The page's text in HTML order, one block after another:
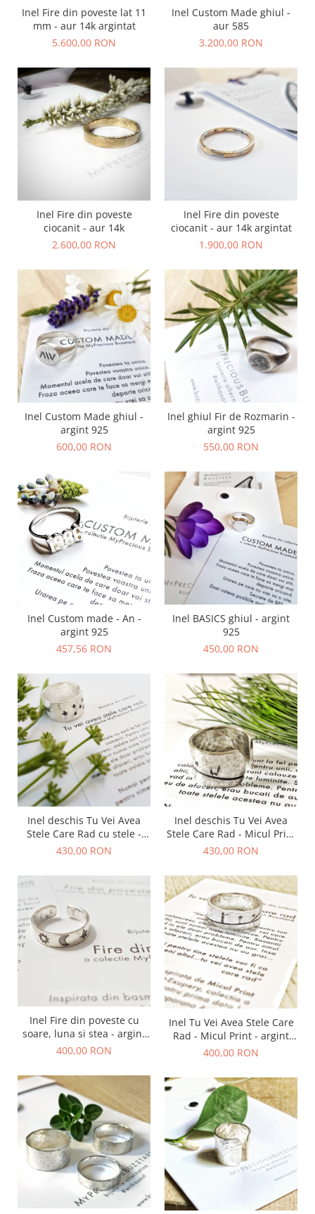
AN-TAN-TICHITAN
Inel Fire din poveste lat 11
mm - aur 14k argintat
5.600,00 RON
Inel Custom Made ghiul -
aur 585
3.200,00 RON
Inel Fire din poveste
ciocanit - aur 14k
2.600,00 RON
Inel Fire din poveste
ciocanit - aur 14k argintat
1.900,00 RON
Inel Custom Made ghiul -
argint 925
600,00 RON
Inel ghiul Fir de Rozmarin -
argint 925
550,00 RON
Inel Custom made - An -
argint 925
457,56 RON
Inel BASICS ghiul - argint
925
450,00 RON
Inel deschis Tu Vei Avea
Stele Care Rad cu stele -
argint 925
430,00 RON
Inel deschis Tu Vei Avea
Stele Care Rad - Micul Print
- argint 925
430,00 RON
Inel Fire din poveste cu
soare, luna si stea - argint
925
400,00 RON
Inel Tu Vei Avea Stele Care
Rad - Micul Print - argint
925
400,00 RON